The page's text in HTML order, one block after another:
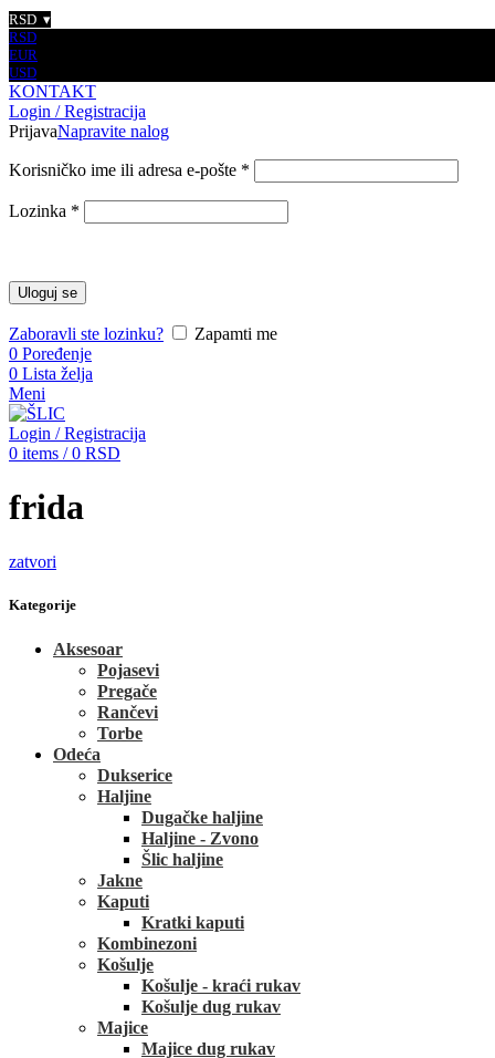
RSD
RSD
EUR
USD
KONTAKT
Login / Registracija
PrijavaNapravite nalog
Korisničko ime ili adresa e-pošte *
Lozinka *
Uloguj se
Zaboravli ste lozinku?
Zapamti me
0 Poređenje
0 Lista želja
Meni
Login / Registracija
0 items / 0 RSD
frida
zatvori
Kategorije
Aksesoar
Pojasevi
Pregače
Rančevi
Torbe
Odeća
Dukserice
Haljine
Dugačke haljine
Haljine - Zvono
Šlic haljine
Jakne
Kaputi
Kratki kaputi
Kombinezoni
Košulje
Košulje - kraći rukav
Košulje dug rukav
Majice
Majice dug rukav